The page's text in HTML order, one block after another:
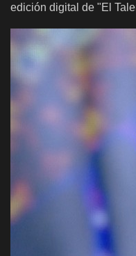
edición digital de "El